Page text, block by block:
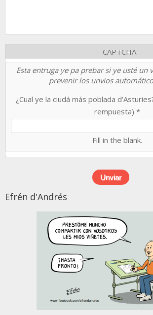
CAPTCHA
Esta entruga ye pa prebar si ye usté un
prevenir los unvios
¿Cual ye la ciudá más poblada
rempuesta) *
Fill in the blank.
Efrén d'Andrés